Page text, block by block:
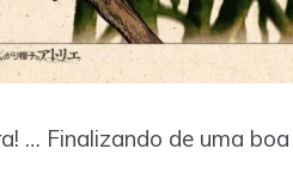
… Finalizando de uma